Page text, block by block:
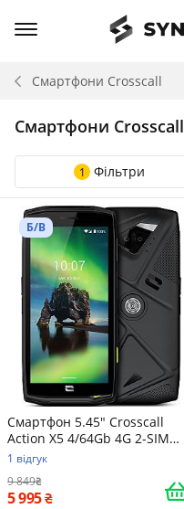
Смартфони Crosscall
Смартфони Crosscall
1 Фільтри
Б/В
Смартфон 5.45" Crosscall
Action X5 4/64Gb 4G 2-SIM
NFC 48/13Мп 8 ядер Android
12 Black
1 відгук
9 849
5 995